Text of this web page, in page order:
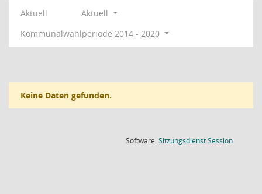
Aktuell
Aktuell
Kommunalwahlperiode 2014 - 2020
Keine Daten gefunden.
Software:SitzungsdienstSession(Wird in